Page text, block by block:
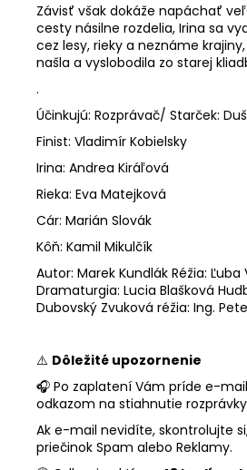
Závisť však dokáže napáchať
cesty násilne rozdelia, Irina sa
cez lesy, rieky a neznáme
našla a vyslobodila zo starej
.
Účinkujú: Rozprávač/ Starček:
Finist: Vladimír Kobielsky
Irina: Andrea Kiráľová
Rieka: Eva Matejková
Cár: Marián Slovák
Kôň: Kamil Mikulčík
Autor: Marek Kundlák Réžia: Ľuba
Dramaturgia: Lucia Blašková
Dubovský Zvuková réžia: Ing.
⚠️ Dôležité upozornenie
🎧 Po zaplatení Vám príde e-
odkazom na stiahnutie
Ak e-mail nevidíte, skontrolujte
priečinok Spam alebo Reklamy.